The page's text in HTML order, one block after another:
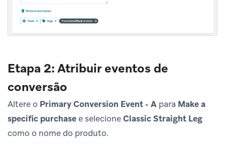
Etapa 2: Atribuir eventos de
conversão
Altere o Primary Conversion Event - A para Make a
specific purchasee selecioneClassic Straight Leg
como o nome do produto.